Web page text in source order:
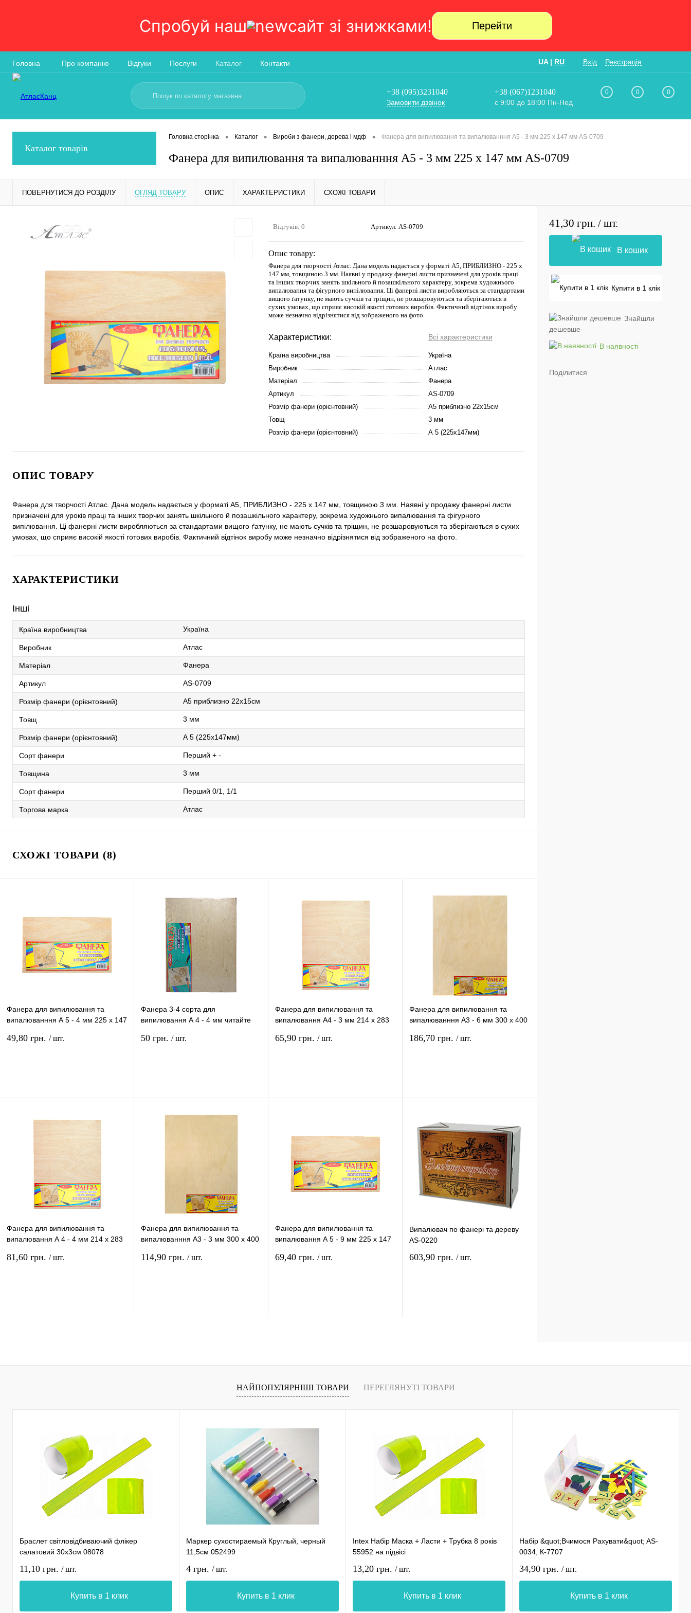
Спробуй наш сайт зi знижками! Перейти
Головна Про компанію Відгуки Послуги Каталог Контакти UA| RU Вхід Реєстрація
+38 (095)3231040
Замовити дзвінок
+38 (067)1231040
с 9:00 до 18:00 Пн-Нед
0 0 0
Каталог товарів
Головна сторінка • Каталог • Вироби з фанери, дерева і мдф • Фанера для випилювання та випалюванння А5 - 3 мм 225 х 147 мм AS-0709
Фанера для випилювання та випалюванння А5 - 3 мм 225 х 147 мм AS-0709
ПОВЕРНУТИСЯ ДО РОЗДІЛУ ОГЛЯД ТОВАРУ ОПИС ХАРАКТЕРИСТИКИ СХОЖІ ТОВАРИ
Відгуків: 0 Артикул: AS-0709
Опис товару:
Фанера для творчості Атлас. Дана модель надається у форматі А5, ПРИБЛИЗНО - 225 х
147 мм, товщиною 3 мм. Наявні у продажу фанерні листи призначені для уроків праці
та інших творчих занять шкільного й позашкільного характеру, зокрема художнього
випалювання та фігурного випілювання. Ці фанерні листи виробляються за стандартами
вищого ґатунку, не мають сучків та тріщин, не розшаровуються та зберігаються в
сухих умовах, що сприяє високій якості готових виробів. Фактичний відтінок виробу
може незначно відрізнятися від зображеного на фото.
Характеристики: Всі характеристики
Країна виробництва
Україна
Виробник
Атлас
Матеріал
Фанера
Артикул
AS-0709
Розмір фанери (орієнтовний)
А5 приблизно 22х15см
Товщ
3 мм
Розмір фанери (орієнтовний)
А 5 (225х147мм)
ОПИС ТОВАРУ
Фанера для творчості Атлас. Дана модель надається у форматі А5, ПРИБЛИЗНО - 225 х 147 мм, товщиною 3 мм. Наявні у продажу фанерні листи
призначені для уроків праці та інших творчих занять шкільного й позашкільного характеру, зокрема художнього випалювання та фігурного
випілювання. Ці фанерні листи виробляються за стандартами вищого ґатунку, не мають сучків та тріщин, не розшаровуються та зберігаються в сухих
умовах, що сприяє високій якості готових виробів. Фактичний відтінок виробу може незначно відрізнятися від зображеного на фото.
ХАРАКТЕРИСТИКИ
Інші
Країна виробництва Україна
Виробник Атлас
Матеріал Фанера
Артикул AS-0709
Розмір фанери (орієнтовний) А5 приблизно 22х15см
Товщ 3 мм
Розмір фанери (орієнтовний) А 5 (225х147мм)
Сорт фанери Перший + -
Товщина 3 мм
Сорт фанери Перший 0/1, 1/1
Торгова марка Атлас
СХОЖІ ТОВАРИ (8)
Фанера для випилювання та
випалюванння А 5 - 4 мм 225 х 147
49,80 грн. / шт.
До улюбленого
наявності
Фанера 3-4 сорта для
випилювання А 4 - 4 мм читайте
50 грн. / шт.
Фанера для випилювання та
випалювання А4 - 3 мм 214 х 283
65,90 грн. / шт.
наявності
Фанера для випилювання та
випалюванння А3 - 6 мм 300 х 400
186,70 грн. / шт.
До улюбленого
наявності
Фанера для випилювання та
випалювання А 4 - 4 мм 214 х 283
81,60 грн. / шт.
Фанера для випилювання та
випалюванння А3 - 3 мм 300 х 400
114,90 грн. / шт.
Фанера для випилювання та
випалювання А 5 - 9 мм 225 х 147
69,40 грн. / шт.
Випалювач по фанері та дереву
AS-0220
603,90 грн. / шт.
41,30 грн. / шт.
В кошик
Купити в 1 клік
Знайшли
дешевше
В наявності
Поділитися
НАЙПОПУЛЯРНІШІ ТОВАРИ ПЕРЕГЛЯНУТІ ТОВАРИ
Браслет світловідбиваючий флікер
салатовий 30х3см 08078
11,10 грн. / шт.
Купить в 1 клик
Маркер сухостираемый Круглый, черный
11,5см 052499
4 грн. / шт.
Купить в 1 клик
Intex Набір Маска + Ласти + Трубка 8 років
55952 на підвісі
13,20 грн. / шт.
Купить в 1 клик
Набір &quot;Вчимося Рахувати&quot; AS-
0034, К-7707
34,90 грн. / шт.
Купить в 1 клик